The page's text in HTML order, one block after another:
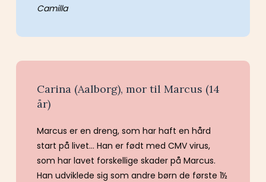
Camilla
Carina (Aalborg), mor til Marcus (14
år)
Marcus er en dreng, som har haft en hård
start på livet… Han er født med CMV virus,
som har lavet forskellige skader på Marcus.
Han udviklede sig som andre børn de første 1½